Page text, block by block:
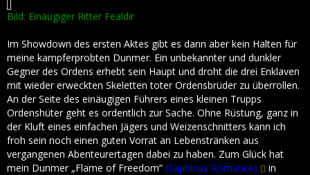
Bild: Einäugiger Ritter Fealdir
Im Showdown des ersten Aktes gibt es dann aber kein Halten für
meine kampferprobten Dunmer. Ein unbekannter und dunkler
Gegner des Ordens erhebt sein Haupt und droht die drei Enklaven
mit wieder erweckten Skeletten toter Ordensbrüder zu überrollen.
An der Seite des einäugigen Führers eines kleinen Trupps
Ordenshüter geht es ordentlich zur Sache. Ohne Rüstung, ganz in
der Kluft eines einfachen Jägers und Weizenschnitters kann ich
froh sein noch einen guten Vorrat an Lebenstränken aus
vergangenen Abenteurertagen dabei zu haben. Zum Glück hat
mein Dunmer „Flame of Freedom“ (Saphirias Romance)
in